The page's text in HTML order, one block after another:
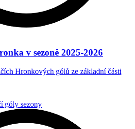
v sezoně 2025-2026
Hronkových gólů ze základní části